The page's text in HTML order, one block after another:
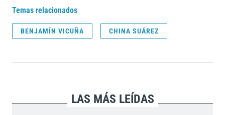
Temas relacionados
BENJAMÍN VICUÑA CHINA SUÁREZ
LAS MÁS LEÍDAS